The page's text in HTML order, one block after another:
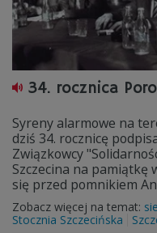
34. rocznica
Syreny alarmowe na
dziś 34. rocznicę
Związkowcy
Szczecina na pamiątkę
się przed pomnikiem
Zobacz więcej na temat:
Stocznia Szczecińska